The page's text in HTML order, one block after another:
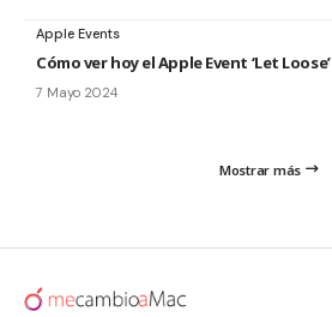
Apple Events
Cómo ver hoy el Apple Event ‘Let Loose’
7 Mayo 2024
Mostrar más